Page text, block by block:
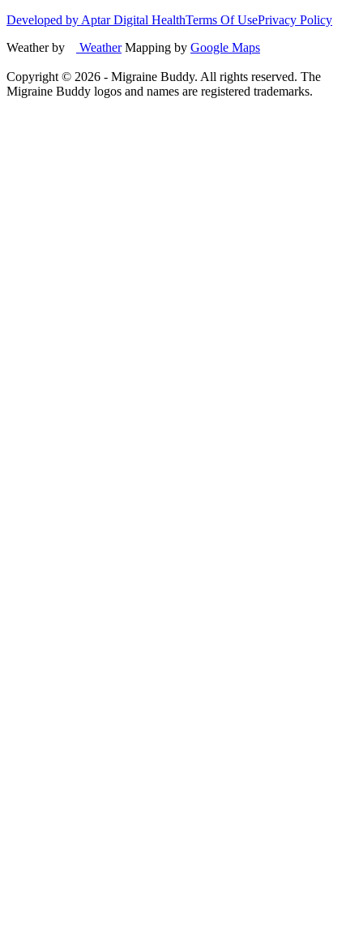
Developed by Aptar Digital HealthTerms Of UsePrivacy Policy
Weather by
WeatherMapping by Google Maps
Copyright © 2026 - Migraine Buddy. All rights reserved. The
Migraine Buddy logos and names are registered trademarks.